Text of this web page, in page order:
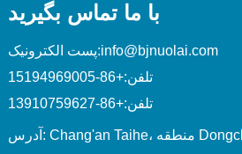
با ما تماس بگیرید
پست الکترونیک:info@bjnuolai.com
تلفن:+86-15194969005
تلفن:+86-13910759627